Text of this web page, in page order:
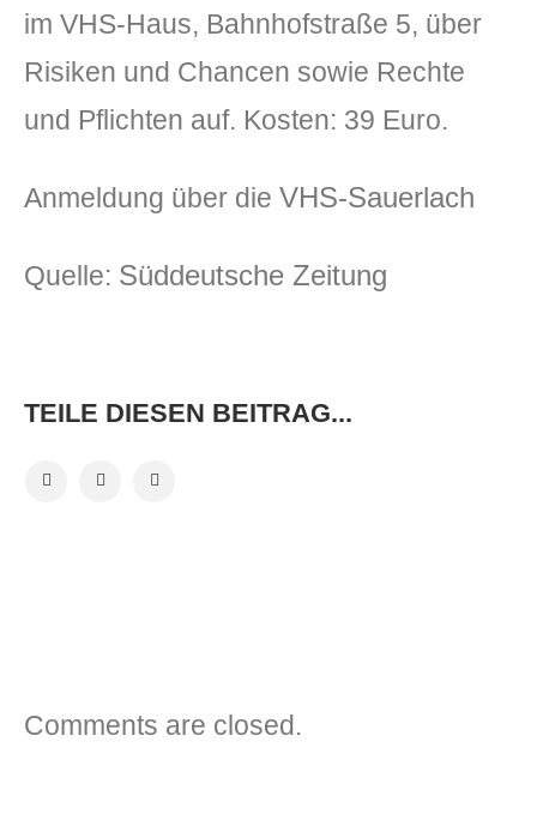
im VHS-Haus, Bahnhofstraße 5, über
Risiken und Chancen sowie Rechte
und Pflichten auf. Kosten: 39 Euro.
Anmeldung über die VHS-Sauerlach
Quelle: Süddeutsche Zeitung
TEILE DIESEN BEITRAG...
Comments are closed.